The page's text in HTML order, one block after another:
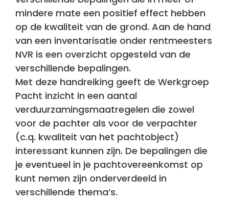
mindere mate een positief effect hebben
op de kwaliteit van de grond. Aan de hand
van een inventarisatie onder rentmeesters
NVR is een overzicht opgesteld van de
verschillende bepalingen.
Met deze handreiking geeft de Werkgroep
Pacht inzicht in een aantal
verduurzamingsmaatregelen die zowel
voor de pachter als voor de verpachter
(c.q. kwaliteit van het pachtobject)
interessant kunnen zijn. De bepalingen die
je eventueel in je pachtovereenkomst op
kunt nemen zijn onderverdeeld in
verschillende thema’s.